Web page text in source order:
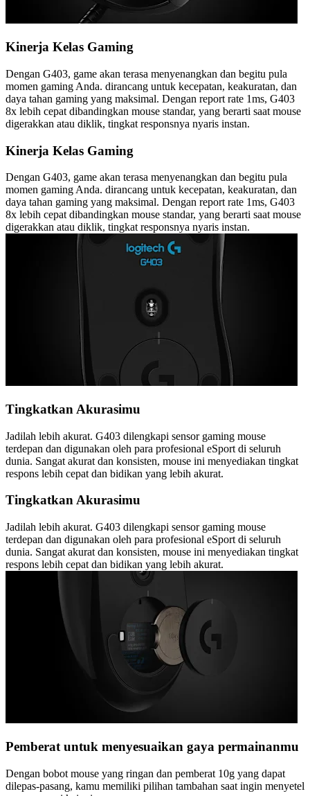
Kinerja Kelas Gaming
Dengan G403, game akan terasa menyenangkan dan begitu pula
momen gaming Anda. dirancang untuk kecepatan, keakuratan, dan
daya tahan gaming yang maksimal. Dengan report rate 1ms, G403
8x lebih cepat dibandingkan mouse standar, yang berarti saat mouse
digerakkan atau diklik, tingkat responsnya nyaris instan.
Kinerja Kelas Gaming
Dengan G403, game akan terasa menyenangkan dan begitu pula
momen gaming Anda. dirancang untuk kecepatan, keakuratan, dan
daya tahan gaming yang maksimal. Dengan report rate 1ms, G403
8x lebih cepat dibandingkan mouse standar, yang berarti saat mouse
digerakkan atau diklik, tingkat responsnya nyaris instan.
Tingkatkan Akurasimu
Jadilah lebih akurat. G403 dilengkapi sensor gaming mouse
terdepan dan digunakan oleh para profesional eSport di seluruh
dunia. Sangat akurat dan konsisten, mouse ini menyediakan tingkat
respons lebih cepat dan bidikan yang lebih akurat.
Tingkatkan Akurasimu
Jadilah lebih akurat. G403 dilengkapi sensor gaming mouse
terdepan dan digunakan oleh para profesional eSport di seluruh
dunia. Sangat akurat dan konsisten, mouse ini menyediakan tingkat
respons lebih cepat dan bidikan yang lebih akurat.
Pemberat untuk menyesuaikan gaya permainanmu
Dengan bobot mouse yang ringan dan pemberat 10g yang dapat
dilepas-pasang, kamu memiliki pilihan tambahan saat ingin menyetel